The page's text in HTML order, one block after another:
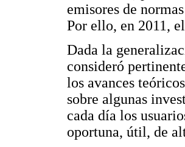
emisores de
Por ello, en 2011,
Dada la
consideró
los avances
sobre algunas
cada día los
oportuna, útil, de